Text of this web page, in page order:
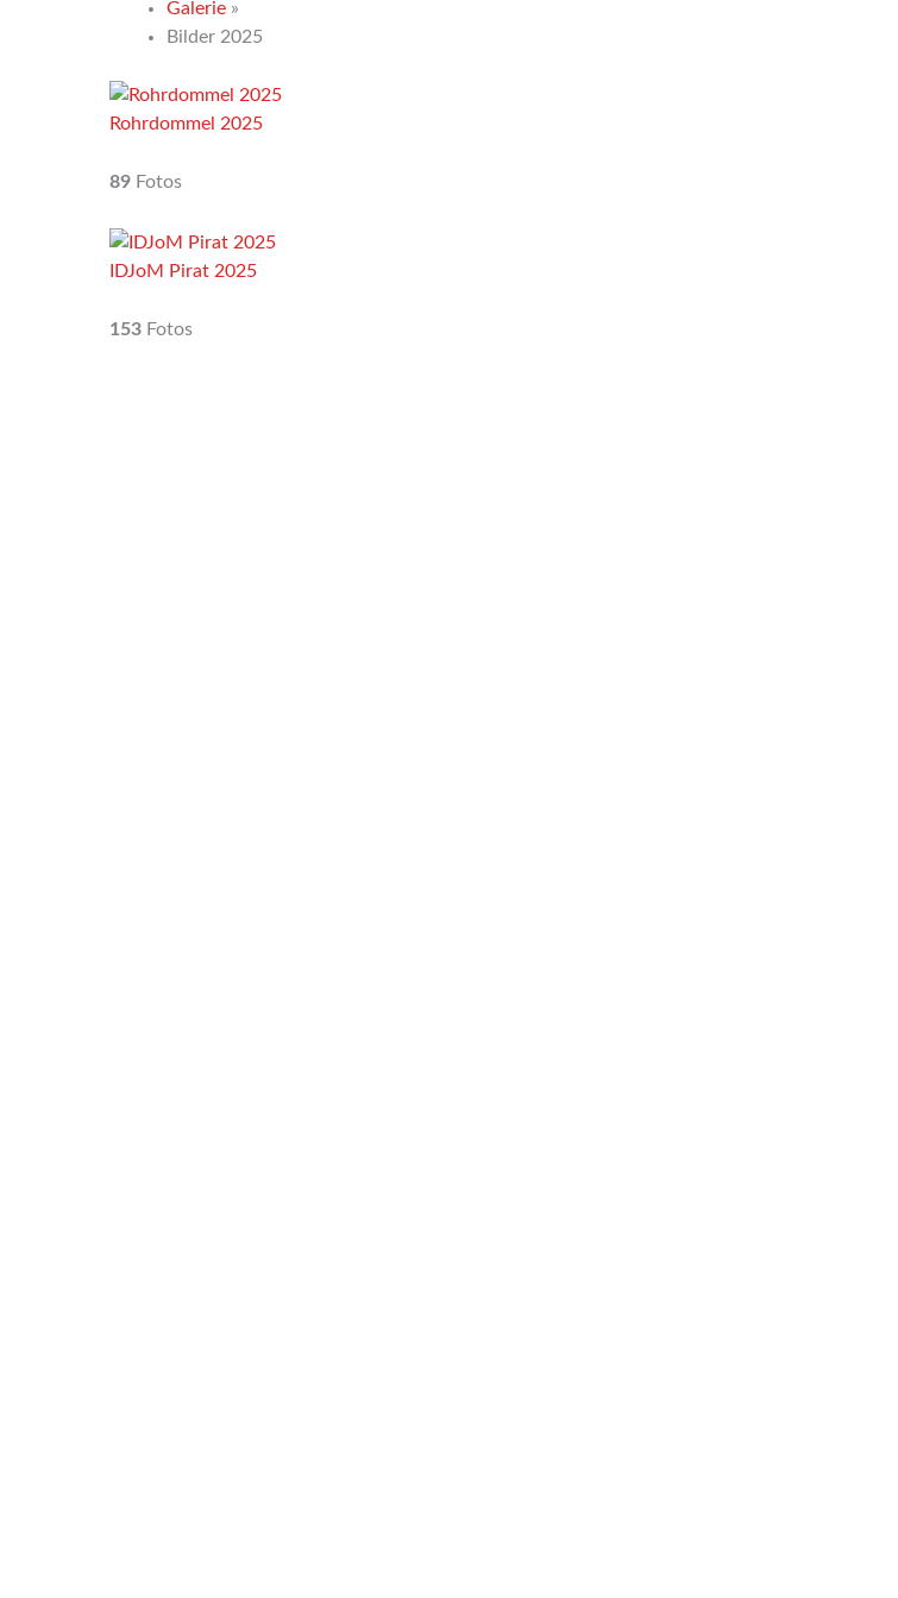
Galerie »
Bilder 2025
Rohrdommel 2025
89 Fotos
IDJoM Pirat 2025
153 Fotos